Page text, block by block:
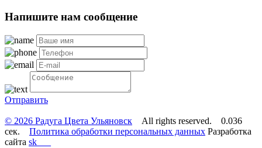
Напишите нам сообщение
Отправить
© 2026 Радуга Цвета Ульяновск All rights reserved. 0.036
сек. Политика обработки персональных данных Разработка
сайта sk___